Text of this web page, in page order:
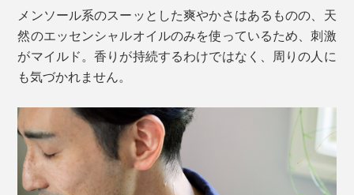
片野氏は体内の神経伝達物質について、ベネクスのホー
ムページ内でこう述べています（コラム：休養学を学ぼ
う～神経伝達物質と活力UP～）。
「活力ある毎日を送るためには神経伝達物質が大きな役
割を果たします。快感をもたらすドーパミンや、精神を
安定させるセロトニンなどは代表的な神経伝達物質。
神経伝達速度の低下は感覚の鈍化や反射の遅れ、ぎこち
メンソール系のスーッとした爽やかさはあるものの、天
然のエッセンシャルオイルのみを使っているため、刺激
がマイルド。香りが持続するわけではなく、周りの人に
も気づかれません。